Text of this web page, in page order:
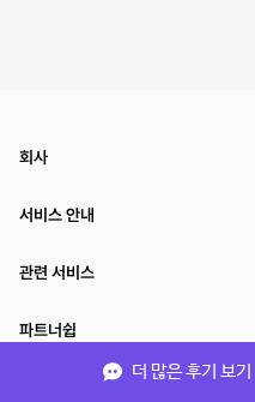
더 많은 후기 보기
회사
서비스 안내
관련 서비스
파트너쉽
서비스 제공 국가